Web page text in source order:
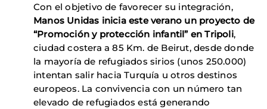
Con el objetivo de favorecer su integración,
Manos Unidas inicia este verano un proyecto de
“Promoción y protección infantil” en Tripoli,
ciudad costera a 85 Km. de Beirut, desde donde
la mayoría de refugiados sirios (unos 250.000)
intentan salir hacia Turquía u otros destinos
europeos. La convivencia con un número tan
elevado de refugiados está generando